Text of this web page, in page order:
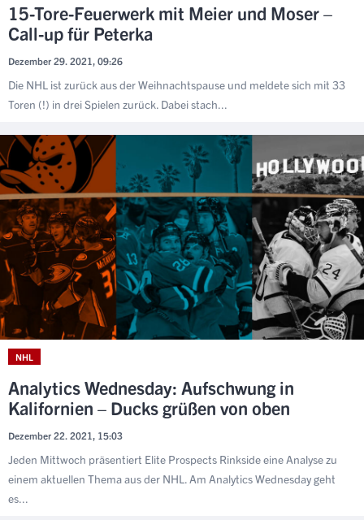
15-Tore-Feuerwerk mit Meier und Moser –
Call-up für Peterka
Dezember 29. 2021, 09:26
Die NHL ist zurück aus der Weihnachtspause und meldete sich mit 33
Toren (!) in drei Spielen zurück. Dabei stach...
NHL
Analytics Wednesday: Aufschwung in
Kalifornien – Ducks grüßen von oben
Dezember 22. 2021, 15:03
Jeden Mittwoch präsentiert Elite Prospects Rinkside eine Analyse zu
einem aktuellen Thema aus der NHL. Am Analytics Wednesday geht
es...